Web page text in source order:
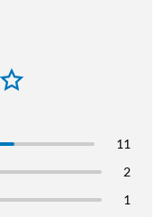
11
2
1